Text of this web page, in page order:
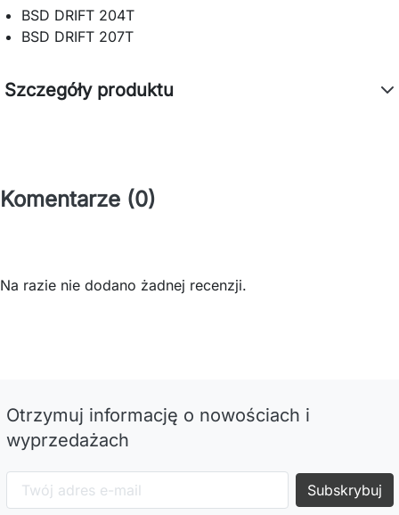
BSD DRIFT 204T
BSD DRIFT 207T
Szczegóły produktu
Komentarze (0)
Na razie nie dodano żadnej recenzji.
Otrzymuj informację o nowościach i
wyprzedażach